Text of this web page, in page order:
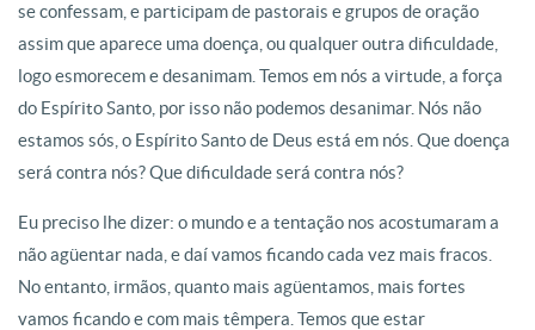
se confessam, e participam de pastorais e grupos de oração 
assim que aparece uma doença, ou qualquer outra dificuldade,
logo esmorecem e desanimam. Temos em nós a virtude, a força
do Espírito Santo, por isso não podemos desanimar. Nós não
estamos sós, o Espírito Santo de Deus está em nós. Que doença
será contra nós? Que dificuldade será contra nós?
Eu preciso lhe dizer: o mundo e a tentação nos acostumaram a
não agüentar nada, e daí vamos ficando cada vez mais fracos.
No entanto, irmãos, quanto mais agüentamos, mais fortes
vamos ficando e com mais têmpera. Temos que estar